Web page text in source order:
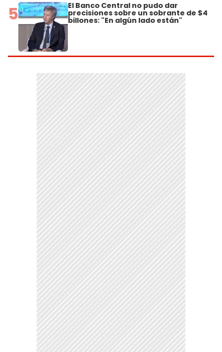
5 El Banco Central no pudo dar
precisiones sobre un sobrante de $4
billones: "En algún lado están"